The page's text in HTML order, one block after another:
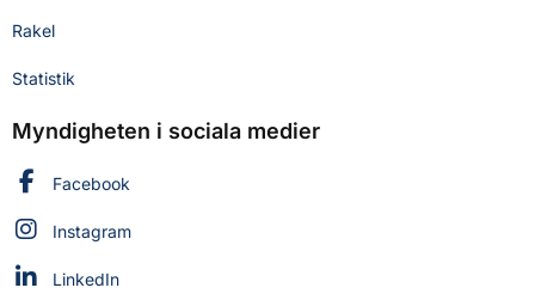
Rakel
Statistik
Myndigheten i sociala medier
Myndigheten för civilt försvar på
Facebook
Myndigheten för civilt försvar på
Instagram
Myndigheten för civilt försvar på
LinkedIn